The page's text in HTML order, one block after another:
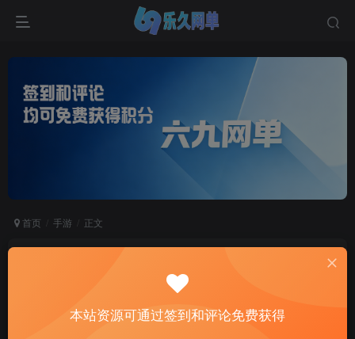
首页 手游 正文
六九网单
2个月前更新
关注
本站资源可通过签到和评论免费获得